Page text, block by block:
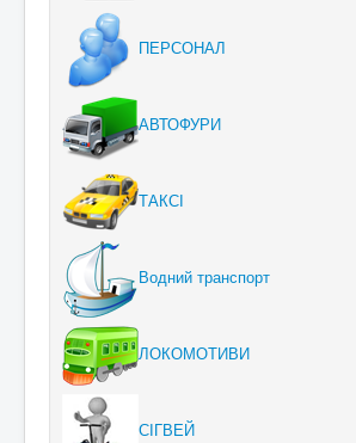
ПЕРСОНАЛ
АВТОФУРИ
ТАКСІ
Водний транспорт
ЛОКОМОТИВИ
СІГВЕЙ